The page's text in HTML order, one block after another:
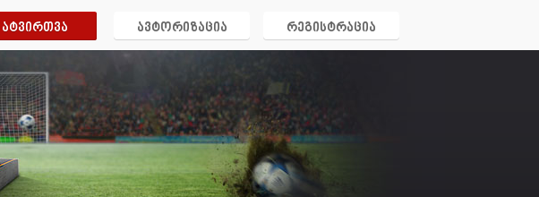
ატვირთვა ავტორიზაცია რეგისტრაცია